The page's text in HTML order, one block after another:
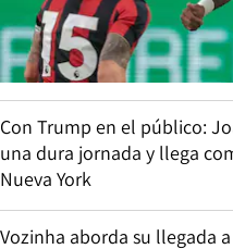
Con Trump en el público:
una dura jornada y llega
Nueva York
Vozinha aborda su llegada